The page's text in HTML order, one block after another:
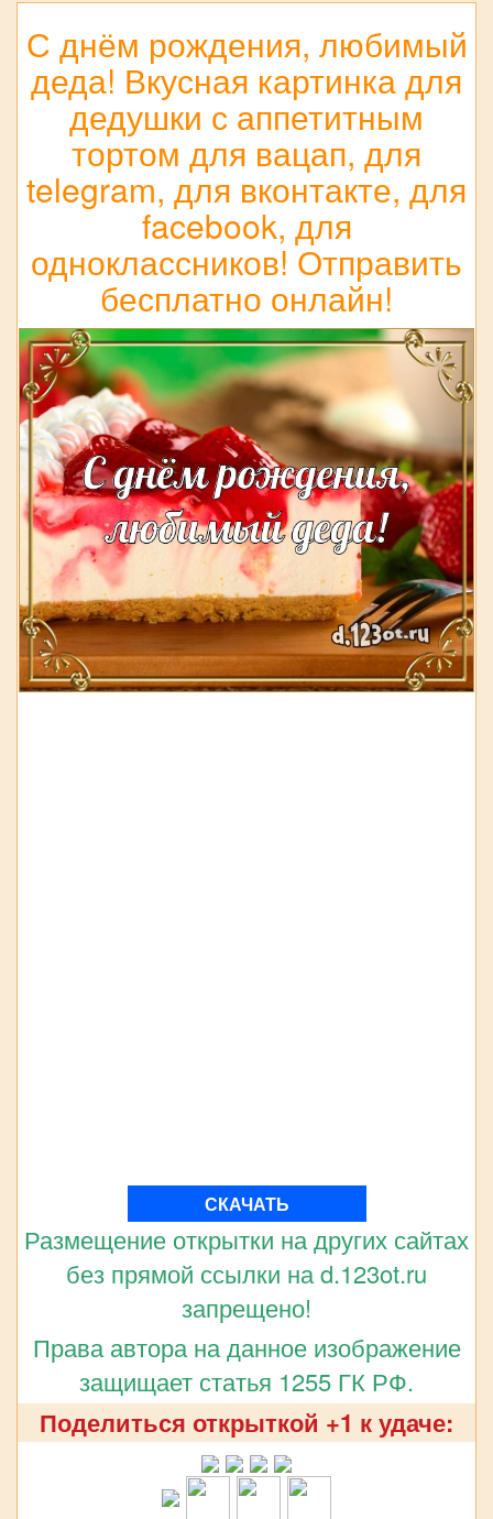
С днём рождения, любимый
деда! Вкусная картинка для
дедушки с аппетитным
тортом для вацап, для
telegram, для вконтакте, для
facebook, для
одноклассников! Отправить
бесплатно онлайн!
СКАЧАТЬ
Размещение открытки на других сайтах
без прямой ссылки на d.123ot.ru
запрещено!
Права автора на данное изображение
защищает статья 1255 ГК РФ.
Поделиться открыткой +1 к удаче: